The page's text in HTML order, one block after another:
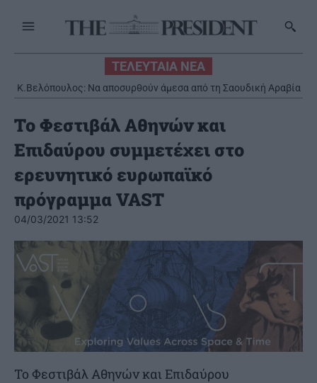
ΤΕΛΕΥΤΑΙΑ ΝΕΑ
Κ.Βελόπουλος: Να αποσυρθούν άμεσα από τη Σαουδική Αραβία
οι ελληνικοί Patriot
Το Φεστιβάλ Αθηνών και
Επιδαύρου συμμετέχει στο
ερευνητικό ευρωπαϊκό
πρόγραμμα VAST
04/03/2021 13:52
Το Φεστιβάλ Αθηνών και Επιδαύρου